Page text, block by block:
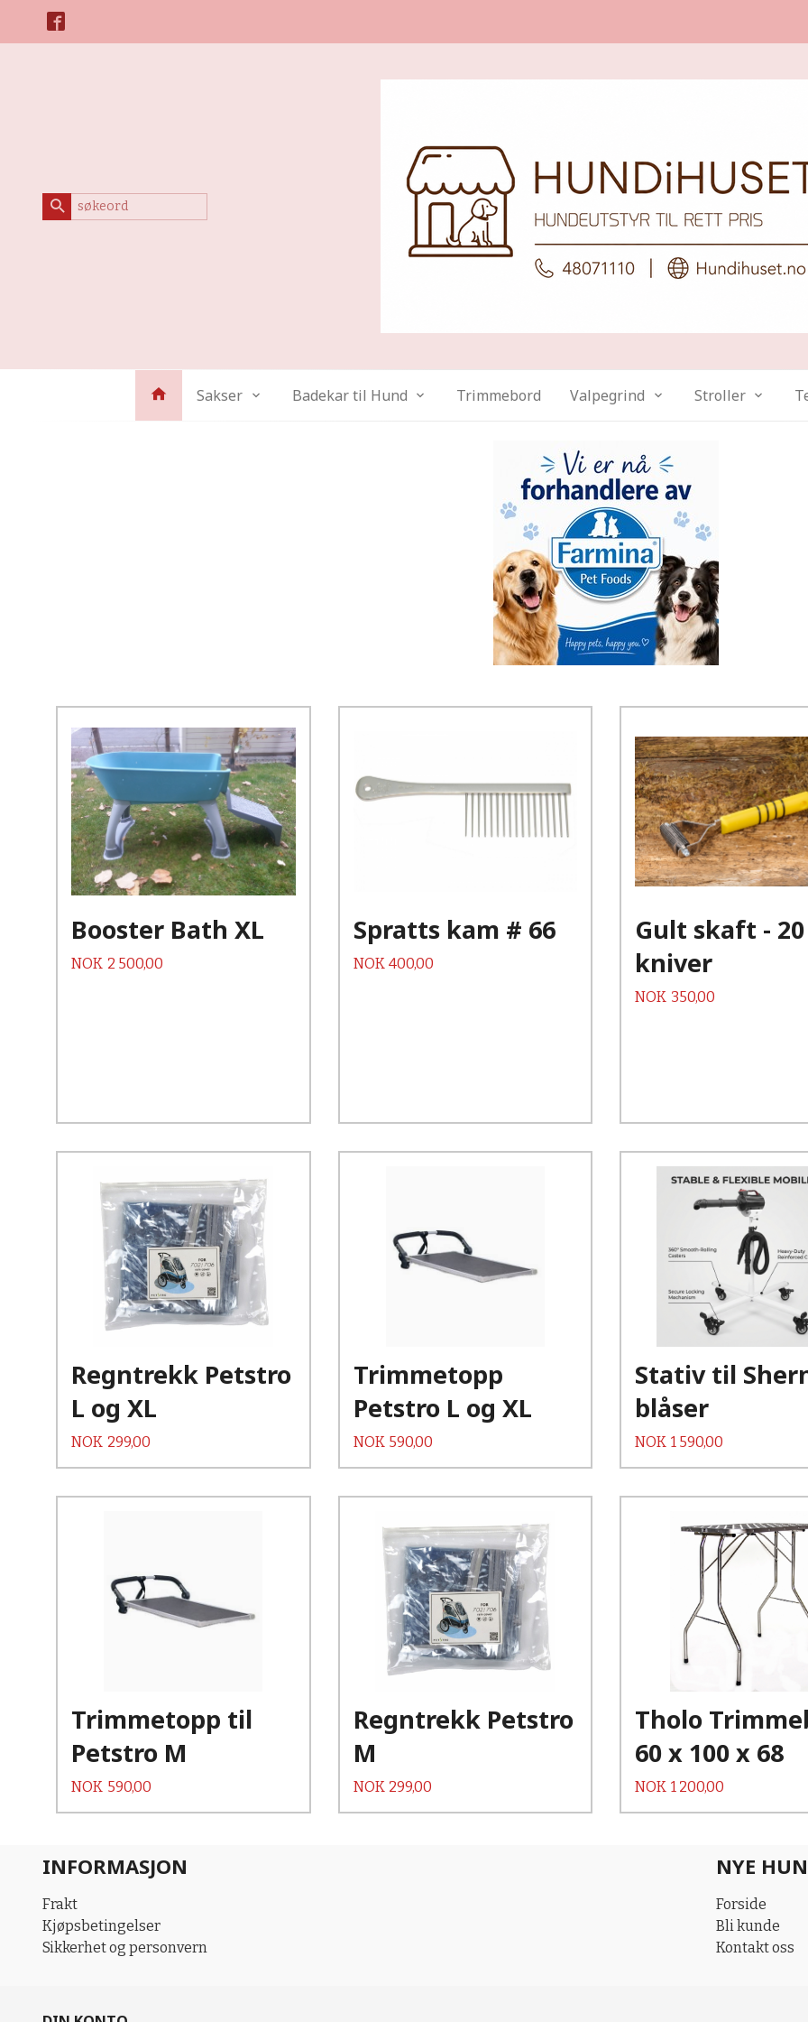
Sakser Badekar til Hund Trimmebord Valpegrind Stroller
Booster Bath XL
Pris
NOK 2 500,00
Kjøp
Spratts kam # 66
Pris
NOK 400,00
Gult skaft - 20
kniver
Pris
NOK 350,00
Kjøp
Regntrekk Petstro
L og XL
Pris
NOK 299,00
Kjøp
Les mer
Trimmetopp
Petstro L og XL
Pris
NOK 590,00
Kjøp
Stativ til
blåser
Pris
NOK 1 590,00
Kjøp
Les mer
Trimmetopp til
Petstro M
Pris
NOK 590,00
Kjøp
Regntrekk Petstro
M
Pris
NOK 299,00
Kjøp
Les mer
Tholo
60 x 100 x 68
Pris
NOK 1 200,00
INFORMASJON
Frakt
Kjøpsbetingelser
Sikkerhet og personvern
NYE
Forside
Bli kunde
Kontakt oss